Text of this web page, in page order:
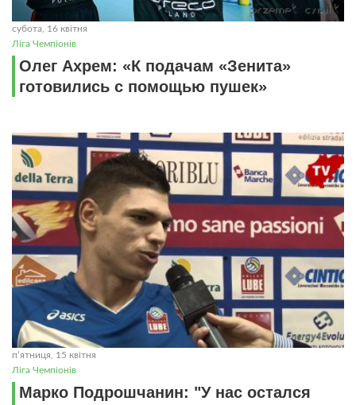
субота, 16 квітня
Ліга Чемпіонів
Олег Ахрем: «К подачам «Зенита»
готовились с помощью пушек»
пʼятниця, 15 квітня
Ліга Чемпіонів
Марко Подрошчанин: "У нас остался